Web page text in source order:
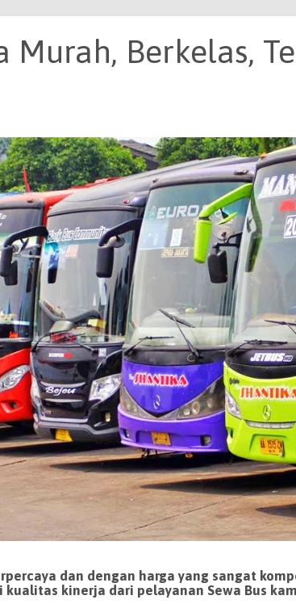
Murah, Berkelas,
dan dengan harga yang sangat
kualitas kinerja dari pelayanan Sewa Bus